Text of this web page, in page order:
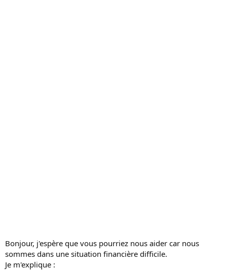
Bonjour, j'espère que vous pourriez nous aider car nous
sommes dans une situation financière difficile.
Je m'explique :